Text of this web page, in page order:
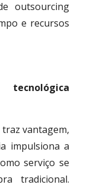
outsourcing
e recursos
tecnológica
vantagem,
impulsiona a
serviço se
tradicional.